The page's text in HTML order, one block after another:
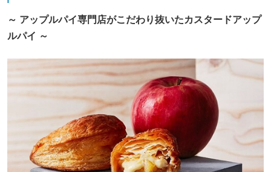
～ アップルパイ専門店がこだわり抜いたカスタードアップ
ルパイ ～